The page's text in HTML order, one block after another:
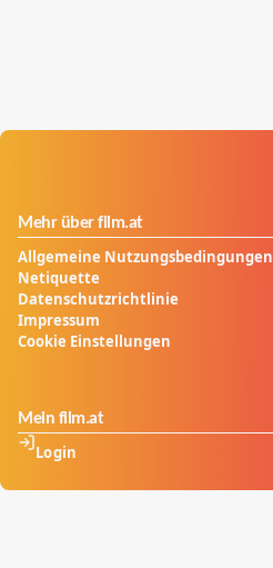
Mehr über film.at
Allgemeine Nutzungsbedingungen
Netiquette
Datenschutzrichtlinie
Impressum
Cookie Einstellungen
Mein film.at
Login